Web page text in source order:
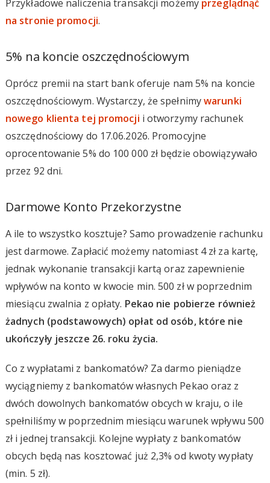
Przykładowe naliczenia transakcji możemy przeglądnąć
na stronie promocji.
5% na koncie oszczędnościowym
Oprócz premii na start bank oferuje nam 5% na koncie
oszczędnościowym. Wystarczy, że spełnimywarunki
nowego klienta tej promocji i otworzymy rachunek
oszczędnościowy do 17.06.2026. Promocyjne
oprocentowanie 5% do 100 000 zł będzie obowiązywało
przez 92 dni.
Darmowe Konto Przekorzystne
A ile to wszystko kosztuje? Samo prowadzenie rachunku
jest darmowe. Zapłacić możemy natomiast 4 zł za kartę,
jednak wykonanie transakcji kartą oraz zapewnienie
wpływów na konto w kwocie min. 500 zł w poprzednim
miesiącu zwalnia z opłaty. Pekao nie pobierze również
żadnych (podstawowych) opłat od osób, które nie
ukończyły jeszcze 26. roku życia.
Co z wypłatami z bankomatów? Za darmo pieniądze
wyciągniemy z bankomatów własnych Pekao oraz z
dwóch dowolnych bankomatów obcych w kraju, o ile
spełniliśmy w poprzednim miesiącu warunek wpływu 500
zł i jednej transakcji. Kolejne wypłaty z bankomatów
obcych będą nas kosztować już 2,3% od kwoty wypłaty
(min. 5 zł).